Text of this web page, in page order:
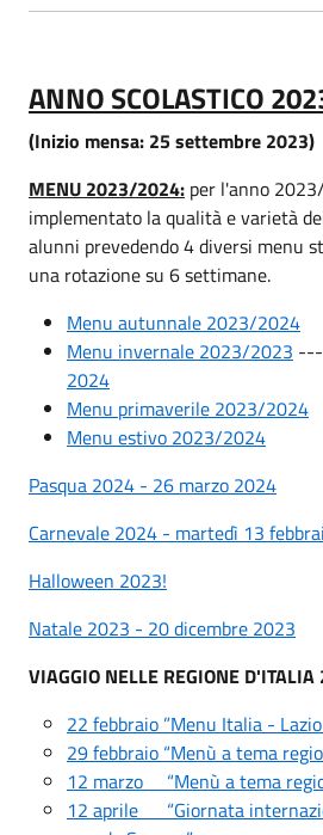
ANNO SCOLASTICO
(Inizio mensa: 25 settembre 2023)
MENU 2023/2024: per l'anno
implementato la qualità e varietà
alunni prevedendo 4 diversi menu
una rotazione su 6 settimane.
Menu autunnale 2023/2024
Menu invernale 2023/2023
2024
Menu primaverile 2023/2024
Menu estivo 2023/2024
Pasqua 2024 - 26 marzo 2024
Carnevale 2024 - martedì 13
Halloween 2023!
Natale 2023 - 20 dicembre 2023
VIAGGIO NELLE REGIONE
22 febbraio ”Menu Italia -
29 febbraio “Menù a tema
12 marzo “Menù a tema
12 aprile “Giornata